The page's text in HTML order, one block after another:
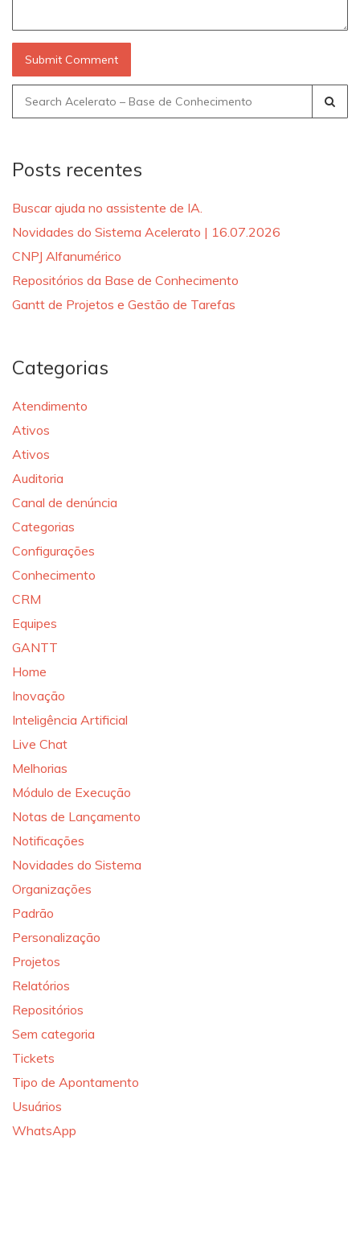
Search
for:
Posts recentes
Buscar ajuda no assistente de IA.
Novidades do Sistema Acelerato | 16.07.2026
CNPJ Alfanumérico
Repositórios da Base de Conhecimento
Gantt de Projetos e Gestão de Tarefas
Categorias
Atendimento
Ativos
Ativos
Auditoria
Canal de denúncia
Categorias
Configurações
Conhecimento
CRM
Equipes
GANTT
Home
Inovação
Inteligência Artificial
Live Chat
Melhorias
Módulo de Execução
Notas de Lançamento
Notificações
Novidades do Sistema
Organizações
Padrão
Personalização
Projetos
Relatórios
Repositórios
Sem categoria
Tickets
Tipo de Apontamento
Usuários
WhatsApp